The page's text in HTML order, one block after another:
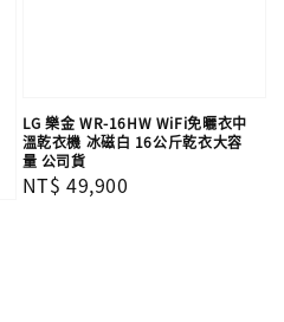
LG 樂金 WR-16HW WiFi免曬衣中
溫乾衣機 冰磁白 16公斤乾衣大容
量 公司貨
Regular
NT$ 49,900